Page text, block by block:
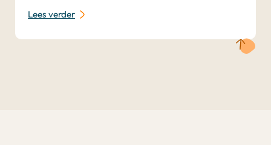
Lees verder